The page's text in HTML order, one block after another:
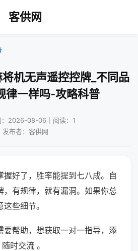
客供网
机无声遥控控牌_不同品
律一样吗-攻略科普
：2026-08-06｜阅读：1
发布者：客供网
握好了，胜率能提到七八成。自
，有规律，就有漏洞。如果你总
些细节。
要帮助，想获取一对一指导，添
时交流 。